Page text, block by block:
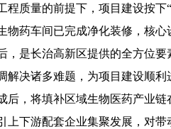
质量的前提下，项目建设按下“
物药车间已完成净化装修，核
是长治高新区提供的全方位要
解决诸多难题，为项目建设顺
，将填补区域生物医药产业链
上下游配套企业集聚发展，对